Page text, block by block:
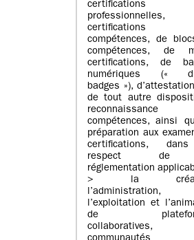
certifications
certifications
compétences, de
compétences, de
certifications, de
numériques («
badges »),
de tout autre
reconnaissance
compétences, ainsi
préparation aux
certifications,
respect de
réglementation
> la
l’administration,
l’exploitation et
de